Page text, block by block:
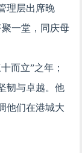
理层出席晚
一堂，同庆母
而立”之年；
韧与卓越。他
他们在港城大